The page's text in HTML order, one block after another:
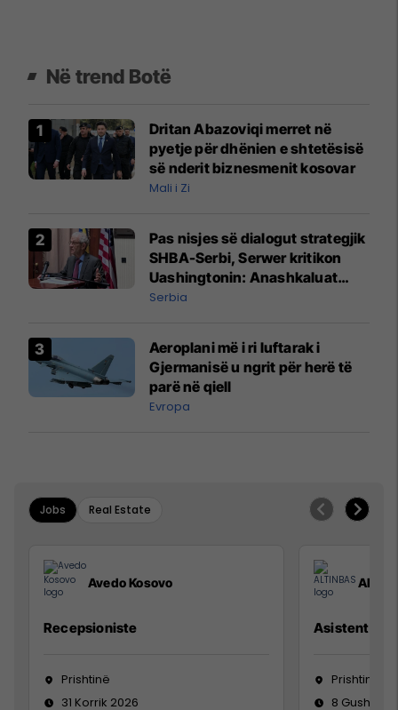
Në trend Botë
Dritan Abazoviqi merret në
pyetje për dhënien e shtetësisë
së nderit biznesmenit kosovar
Mali i Zi
Pas nisjes së dialogut strategjik
SHBA-Serbi, Serwer kritikon
Uashingtonin: Anashkaluat
Banjskën, sulmin ndaj KFOR-it
Serbia
Aeroplani më i ri luftarak i
Gjermanisë u ngrit për herë të
parë në qiell
Evropa
Jobs Real Estate
Avedo Kosovo
Recepsioniste
Prishtinë
31 Korrik 2026
Asistente e
Prishtinë
8 Gusht